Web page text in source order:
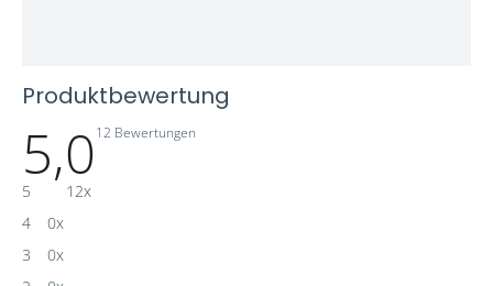
Produktbewertung
5,0Die
durchschnittliche
12 Bewertungen
5
12x
4
0x
3
0x